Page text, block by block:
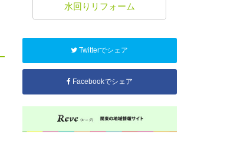
水回りリフォーム
Twitterでシェア
Facebookでシェア